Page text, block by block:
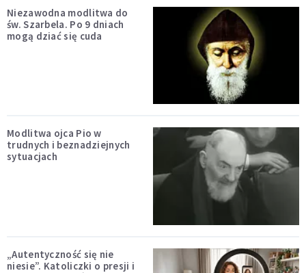
Niezawodna modlitwa do
św. Szarbela. Po 9 dniach
mogą dziać się cuda
Modlitwa ojca Pio w
trudnych i beznadziejnych
sytuacjach
„Autentyczność się nie
niesie”. Katoliczki o presji i